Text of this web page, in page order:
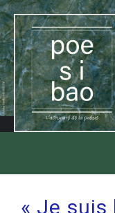
Aller
au
contenu
« Je suis